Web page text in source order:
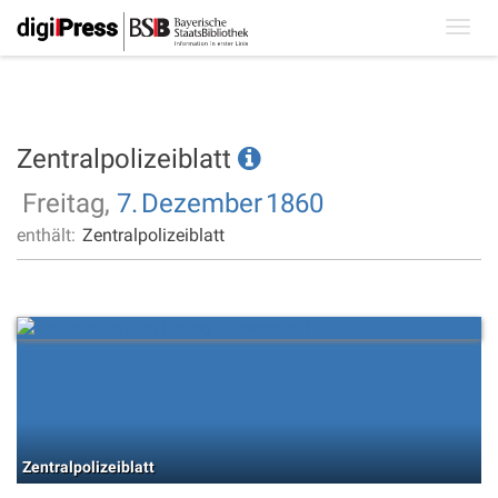
Zentralpolizeiblatt
Freitag, 7. Dezember1860
enthält: Zentralpolizeiblatt
Zentralpolizeiblatt